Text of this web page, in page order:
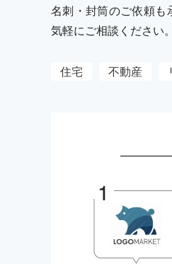
名刺・封筒のご依頼も
気軽にご相談ください
住宅 不動産